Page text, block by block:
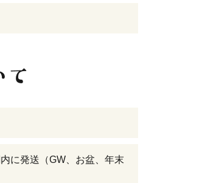
に発送（GW、お盆、年末